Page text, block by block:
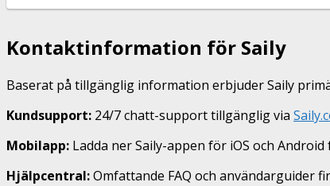
Kontaktinformation för Saily
Baserat på tillgänglig information erbjuder Saily
Kundsupport: 24/7 chatt-support tillgänglig via
Mobilapp: Ladda ner Saily-appen för iOS och
Hjälpcentral:Omfattande FAQ och användarguider